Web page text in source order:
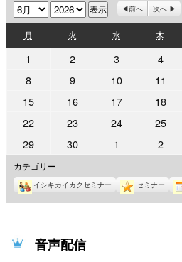
月 年 前へ 次へ
月
曜
火
曜
水水
曜
木
曜
1
月
1
22026
月
2
32026
6
月
3
42026
6
月
4
82026
6
月
8
日
92026
6
月
9
日
102026
月
日
11
6
月
日
152026
6
月
15
日
162026
月
日
172026
日
182026
6
日
222026
6
月
22
232026
6
23
242026
6
24
日
252026
6
25
日
292026
年
6
月
29
302026
年
6
月
30
1
年
7
月
1
22026
年
7
月
2
カテゴリー
イシキカイカクセミナー セミナー
音声配信